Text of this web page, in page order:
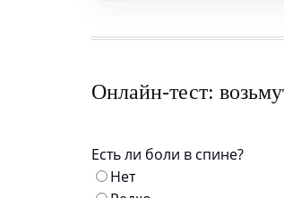
Онлайн-тест:
Есть ли боли в спине?
Нет